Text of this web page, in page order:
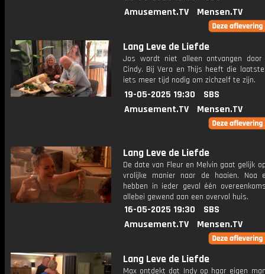
Amusement.TV
Mensen.TV
Lang Leve de Liefde
Jos wordt niet alleen ontvangen
Cindy. Bij Vera en Thijs heeft die
iets meer tijd nodig om zichzelf te zijn.
19-05-2025 19:30
SBS
Amusement.TV
Mensen.TV
Lang Leve de Liefde
De date van Fleur en Melvin gaat gelijk
vrolijke manier naar de haaien. Noa
hebben in ieder geval één
allebei gewend aan een overvol huis.
16-05-2025 19:30
SBS
Amusement.TV
Mensen.TV
Lang Leve de Liefde
Max ontdekt dat Indy op haar eigen